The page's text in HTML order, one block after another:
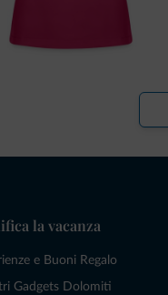
la vacanza
e Buoni Regalo
Gadgets Dolomiti